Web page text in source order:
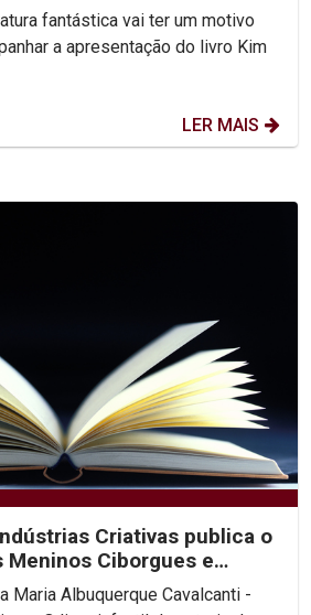
fantástica vai ter um motivo
a apresentação do livro Kim
LER MAIS
Criativas publica o
Meninos Ciborgues e
Maria Albuquerque Cavalcanti -